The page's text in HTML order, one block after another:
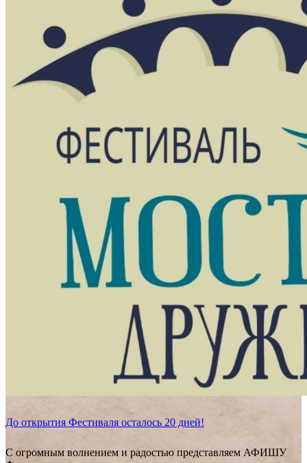
До открытия Фестиваля осталось 20 дней!
С огромным волнением и радостью представляем АФИШУ